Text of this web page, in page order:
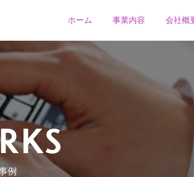
ホーム 事業内容 会社概
例